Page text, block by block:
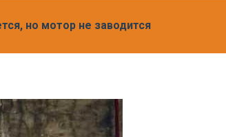
но мотор не заводится